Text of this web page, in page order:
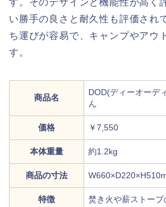
す。そのデザインと機能性が高く
い勝手の良さと耐久性も評価され
ち運びが容易で、キャンプやアウ
す。
商品名
DOD(ディーオーデ
ん
価格 ￥7,550
本体重量 約1.2kg
商品の寸法
特徴 焚き火や薪ストーブ